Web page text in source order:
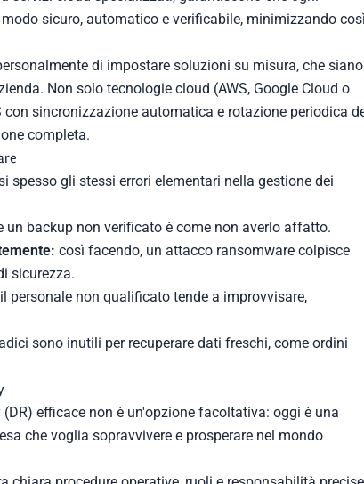
sicuro, automatico e verificabile, minimizzando così
di impostare soluzioni su misura, che siano
Non solo tecnologie cloud (AWS, Google Cloud o
sincronizzazione automatica e rotazione periodica
completa.
spesso gli stessi errori elementari nella gestione dei
un backup non verificato è come non averlo affatto.
così facendo, un attacco ransomware colpisce
sicurezza.
il personale non qualificato tende a improvvisare,
sono inutili per recuperare dati freschi, come ordini
efficace non è un'opzione facoltativa: oggi è una
che voglia sopravvivere e prosperare nel mondo